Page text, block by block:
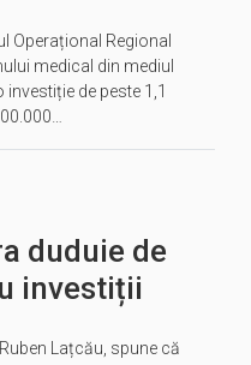
Operațional Regional
medical din mediul
investiție de peste 1,1
duduie de
investiții
Lațcău, spune că